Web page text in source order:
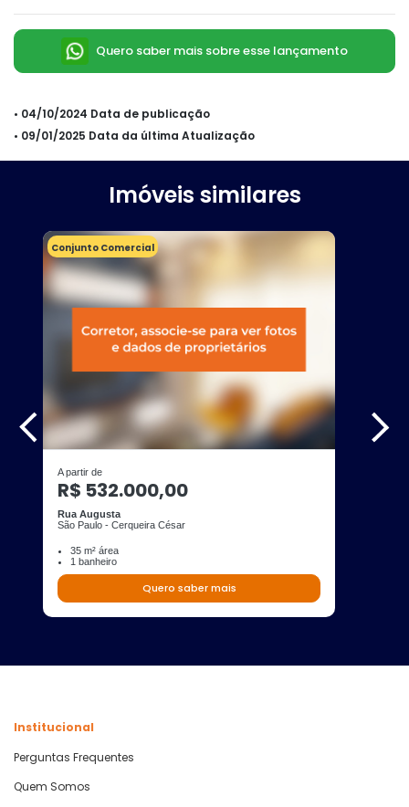
Quero saber mais sobre esse lançamento
• 04/10/2024 Data de publicação
• 09/01/2025 Data da última Atualização
Imóveis similares
Conjunto Comercial
A partir de
R$ 532.000,00
Rua Augusta
São Paulo - Cerqueira César
35 m² área
1 banheiro
Quero saber mais
Institucional
Perguntas Frequentes
Quem Somos